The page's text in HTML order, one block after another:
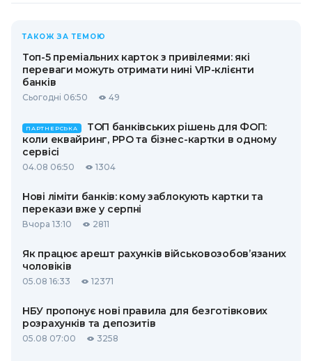
ТАКОЖ ЗА ТЕМОЮ
Топ-5 преміальних карток з привілеями: які
переваги можуть отримати нині VIP-клієнти
банків
Сьогодні 06:50 49
ПАРТНЕРСЬКА
ТОП банківських рішень для ФОП:
коли еквайринг, РРО та бізнес-картки в одному
сервісі
04.08 06:50 1304
Нові ліміти банків: кому заблокують картки та
перекази вже у серпні
Вчора 13:10 2811
Як працює арешт рахунків військовозобов’язаних
чоловіків
05.08 16:33 12371
НБУ пропонує нові правила для безготівкових
розрахунків та депозитів
05.08 07:00 3258